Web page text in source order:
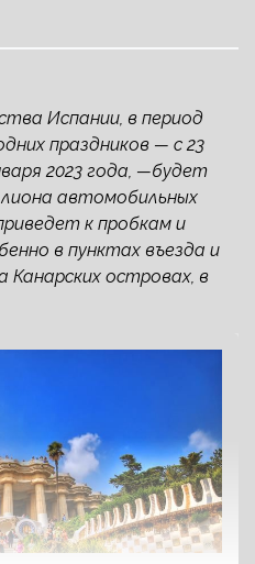
Испании, в период
праздников — с 23
2023 года, —будет
автомобильных
к пробкам и
в пунктах въезда и
Канарских островах, в